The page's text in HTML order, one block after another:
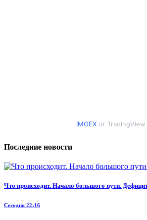
IMOEX от TradingView
Последние новости
Что происходит. Начало большого пути.
Сегодня 22:16